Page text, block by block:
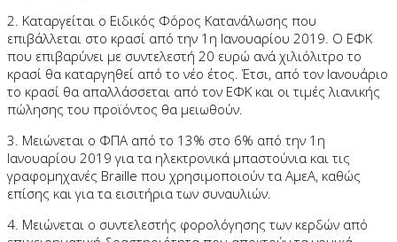
2. Καταργείται ο Ειδικός Φόρος Κατανάλωσης που
επιβάλλεται στο κρασί από την 1η Ιανουαρίου 2019. Ο ΕΦΚ
που επιβαρύνει με συντελεστή 20 ευρώ ανά χιλιόλιτρο το
κρασί θα καταργηθεί από το νέο έτος. Έτσι, από τον Ιανουάριο
το κρασί θα απαλλάσσεται από τον ΕΦΚ και οι τιμές λιανικής
πώλησης του προϊόντος θα μειωθούν.
3. Μειώνεται ο ΦΠΑ από το 13% στο 6% από την 1η
Ιανουαρίου 2019 για τα ηλεκτρονικά μπαστούνια και τις
γραφομηχανές Braille που χρησιμοποιούν τα ΑμεΑ, καθώς
επίσης και για τα εισιτήρια των συναυλιών.
4. Μειώνεται ο συντελεστής φορολόγησης των κερδών από